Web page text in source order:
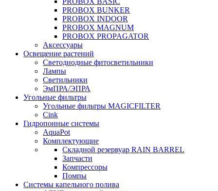
PROBOX BUNKER
PROBOX INDOOR
PROBOX MAGNUM
PROBOX PROPAGATOR
Аксессуары
Освещение растений
Светодиодные фитосветильники
Лампы
Светильники
ЭмПРА/ЭПРА
Угольные фильтры
Угольные фильтры MAGICFILTER
Cink
Гидропонные системы
AquaPot
Комплектующие
Складной резервуар RAIN BARREL
Запчасти
Компрессоры
Помпы
Системы капельного полива